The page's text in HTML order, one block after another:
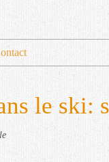
le ski: